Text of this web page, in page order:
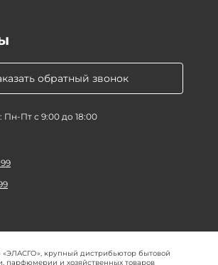
обратный звонок
Пт с 9:00 до 18:00
крупный дистрибьютор бытовой
парфюмерии и хозяйственных товаров